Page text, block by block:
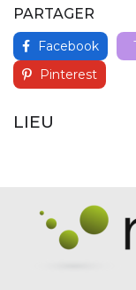
PARTAGER
Facebook
Pinterest
LIEU